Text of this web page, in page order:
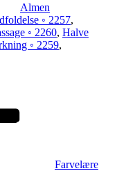
Almen
◦ 2257,
◦ 2260, Halve
◦ 2259,
Farvelære